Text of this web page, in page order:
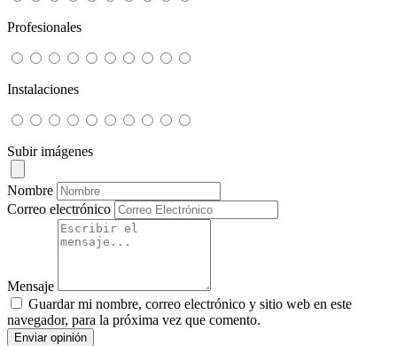
Profesionales
Instalaciones
Subir imágenes
Nombre
Correo electrónico
Mensaje
Guardar mi nombre, correo electrónico y sitio web en este
navegador, para la próxima vez que comento.
Enviar opinión